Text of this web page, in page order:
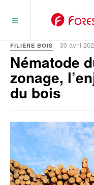
FILIÈRE BOIS 30 avril
Nématode
zonage,
du bois